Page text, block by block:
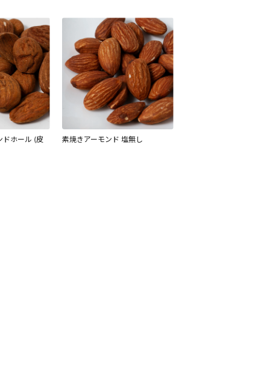
ドホール (皮
素焼きアーモンド 塩無し